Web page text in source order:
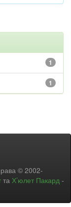
1
1
© 2002-
та Х’юлет Пакард -